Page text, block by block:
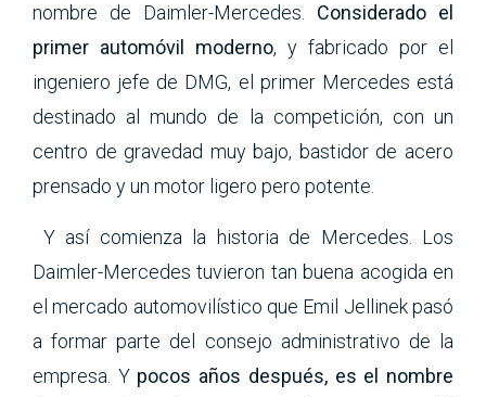
nombre de Daimler-Mercedes. Considerado el
primer automóvil moderno, y fabricado por el
ingeniero jefe de DMG, el primer Mercedes está
destinado al mundo de la competición, con un
centro de gravedad muy bajo, bastidor de acero
prensado y un motor ligero pero potente.
Y así comienza la historia de Mercedes. Los
Daimler-Mercedes tuvieron tan buena acogida en
el mercado automovilístico que Emil Jellinek pasó
a formar parte del consejo administrativo de la
empresa. Y pocos años después, es el nombre